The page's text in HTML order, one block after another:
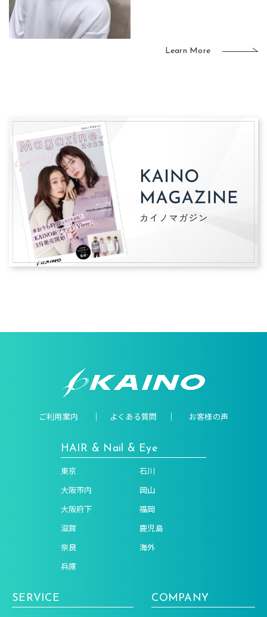
Learn More
ご利用案内 よくある質問 お客様の声
HAIR & Nail & Eye
東京
大阪市内
大阪府下
滋賀
奈良
兵庫
石川
岡山
福岡
鹿児島
海外
SERVICE
COMPANY